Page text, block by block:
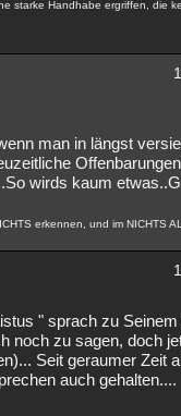
starke Handhabe ergriffen, die
man in längst
wirds kaum
erkennen, und im NICHTS
" sprach zu
noch zu sagen, doch
Seit geraumer Zeit
auch gehalten....